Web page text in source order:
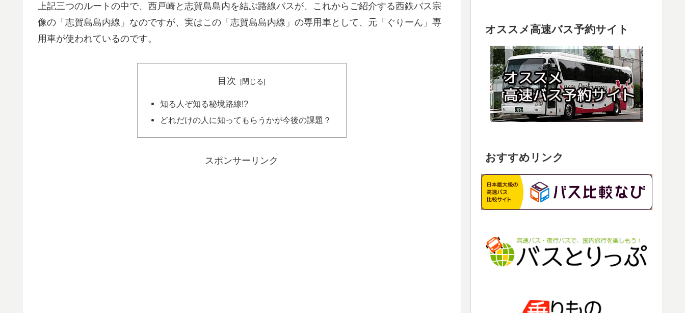
上記三つのルートの中で、西戸崎と志賀島島内を結ぶ路線バスが、これからご紹介する西鉄バス宗
像の「志賀島島内線」なのですが、実はこの「志賀島島内線」の専用車として、元「ぐりーん」専
用車が使われているのです。
目次
知る人ぞ知る秘境路線!?
どれだけの人に知ってもらうかが今後の課題？
スポンサーリンク
オススメ高速バス予約サイト
おすすめリンク